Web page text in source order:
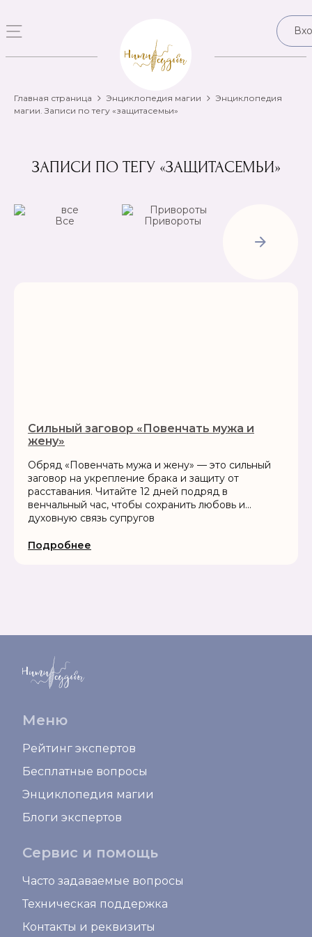
Главная страница Энциклопедия магии
Энциклопедия
магии. Записи по тегу «защитасемьи»
ЗАПИСИ ПО ТЕГУ «ЗАЩИТАСЕМЬИ»
Все
Привороты
Рассорки
Сильный заговор «Повенчать мужа и
жену»
Обряд «Повенчать мужа и жену» — это сильный
заговор на укрепление брака и защиту от
расставания. Читайте 12 дней подряд в
венчальный час, чтобы сохранить любовь и
духовную связь супругов
Подробнее
Меню
Рейтинг экспертов
Бесплатные вопросы
Энциклопедия магии
Блоги экспертов
Сервис и помощь
Часто задаваемые вопросы
Техническая поддержка
Контакты и реквизиты